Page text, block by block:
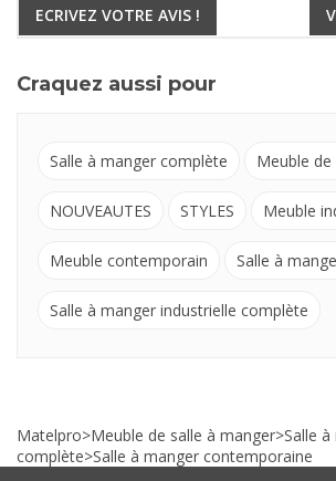
ECRIVEZ VOTRE AVIS !
Craquez aussi pour
Salle à manger complète Meuble
NOUVEAUTES STYLES Meuble
Meuble contemporain Salle à
Salle à manger industrielle complète
Matelpro>Meuble de salle à manger>Salle
complète>Salle à manger contemporaine